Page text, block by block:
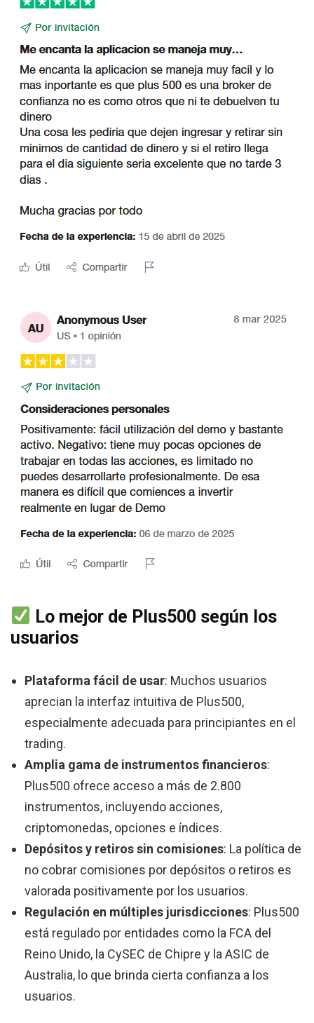
Lo mejor de Plus500 según los
usuarios
Plataforma fácil de usar: Muchos usuarios
aprecian la interfaz intuitiva de Plus500,
especialmente adecuada para principiantes en el
trading.
Amplia gama de instrumentos financieros:
Plus500 ofrece acceso a más de 2.800
instrumentos, incluyendo acciones,
criptomonedas, opciones e índices.
Depósitos y retiros sin comisiones: La política de
no cobrar comisiones por depósitos o retiros es
valorada positivamente por los usuarios.
Regulación en múltiples jurisdicciones: Plus500
está regulado por entidades como la FCA del
Reino Unido, la CySEC de Chipre y la ASIC de
Australia, lo que brinda cierta confianza a los
usuarios.